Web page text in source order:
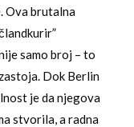
Ova brutalna
samo broj – to
Dok Berlin
je da njegova
stvorila, a radna